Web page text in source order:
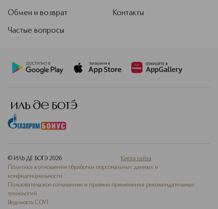
Обмен и возврат
Частые вопросы
Контакты
© ИЛЬ ДЕ БОТЭ 2026
Карта сайта
Политика в отношении обработки персональных данных и
конфиденциальности
Пользовательское соглашение и правила применения рекомендательных
технологий
Ведомость СОУТ